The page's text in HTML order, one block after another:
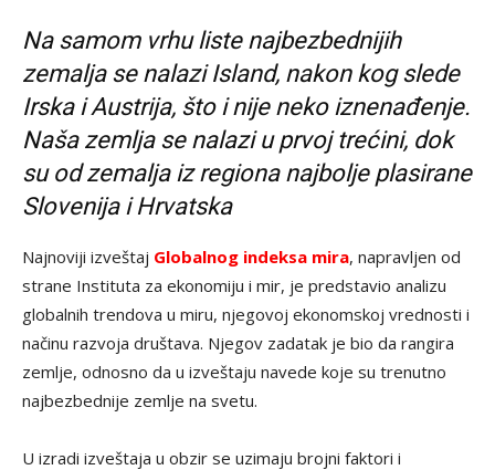
Na samom vrhu liste najbezbednijih
zemalja se nalazi Island, nakon kog slede
Irska i Austrija, što i nije neko iznenađenje.
Naša zemlja se nalazi u prvoj trećini, dok
su od zemalja iz regiona najbolje plasirane
Slovenija i Hrvatska
Najnoviji izveštaj Globalnog indeksa mira, napravljen od
strane Instituta za ekonomiju i mir, je predstavio analizu
globalnih trendova u miru, njegovoj ekonomskoj vrednosti i
načinu razvoja društava. Njegov zadatak je bio da rangira
zemlje, odnosno da u izveštaju navede koje su trenutno
najbezbednije zemlje na svetu.
U izradi izveštaja u obzir se uzimaju brojni faktori i